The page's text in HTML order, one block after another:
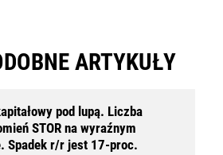
ARTYKUŁY
pod lupą. Liczba
STOR na wyraźnym
Spadek r/r jest 17-proc.